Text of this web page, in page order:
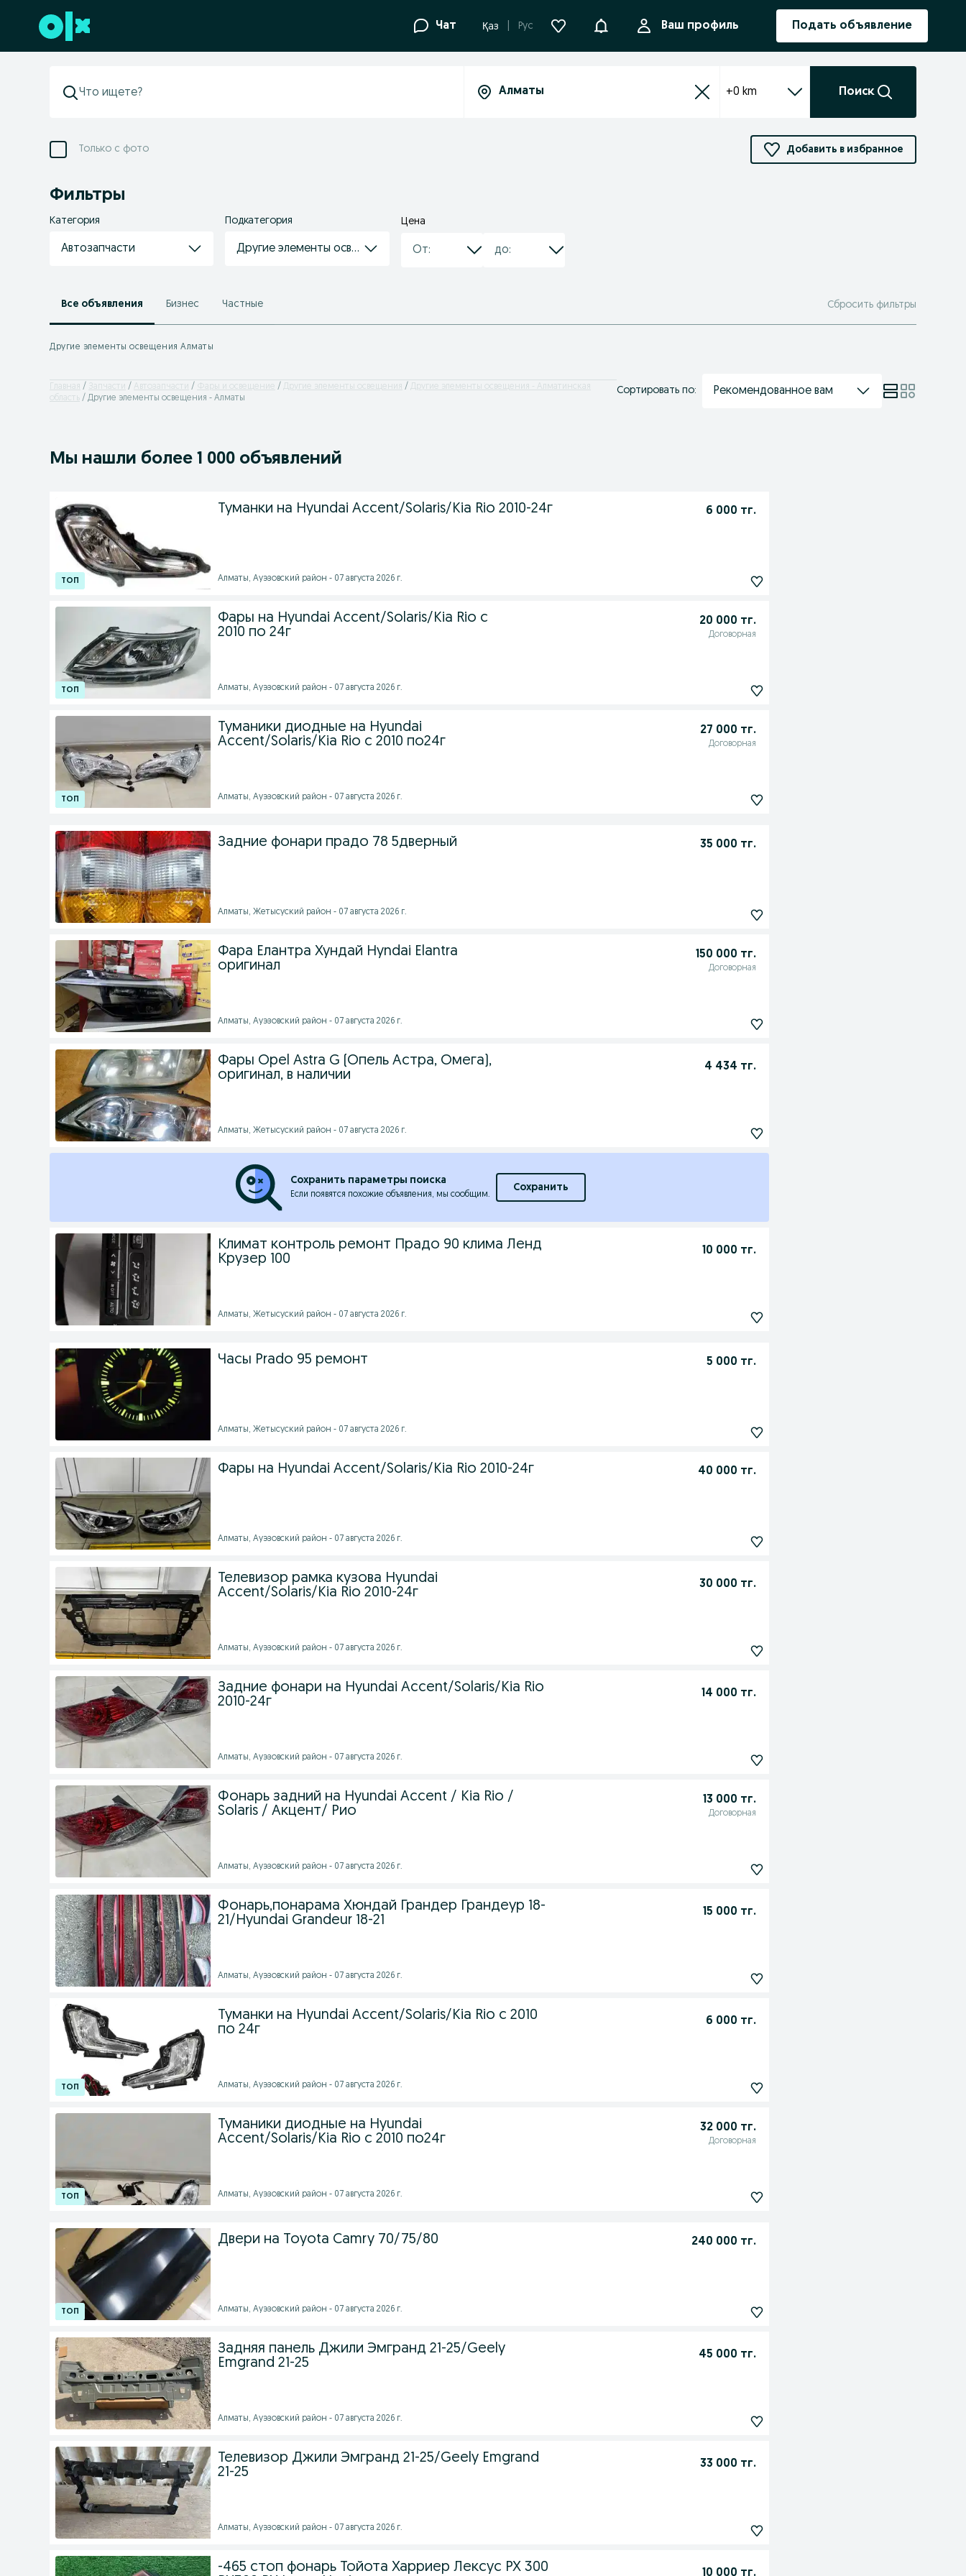
Перейти к нижнему колонтитулу Чат Қаз Рус УведомленияВаш профиль Подать объявление
+0 km Поиск
Только с фото Добавить в избранное
Фильтры
Категория
Автозапчасти
Подкатегория
Другие элементы освещения
Цена
Все объявления Бизнес Частные Сбросить фильтры
Другие элементы освещения Алматы
Главная Запчасти Автозапчасти Фары и освещение Другие элементы освещения
Другие элементы освещения - Алматинская
область
Другие элементы освещения - Алматы
Сортировать по: Рекомендованное вам
Мы нашли более 1 000 объявлений
Туманки на Hyundai Accent/Solaris/Kia Rio 2010-24г 6 000 тг.
Алматы, Ауэзовский район - 07 августа 2026 г.
Фары на Hyundai Accent/Solaris/Kia Rio с
2010 по 24г
20 000 тг.
Договорная
Алматы, Ауэзовский район - 07 августа 2026 г.
Туманики диодные на Hyundai
Accent/Solaris/Kia Rio с 2010 по24г
27 000 тг.
Договорная
Алматы, Ауэзовский район - 07 августа 2026 г.
Задние фонари прадо 78 5дверный 35 000 тг.
Алматы, Жетысуский район - 07 августа 2026 г.
Фара Елантра Хундай Hyndai Elantra
оригинал
150 000 тг.
Договорная
Алматы, Ауэзовский район - 07 августа 2026 г.
Фары Opel Astra G (Опель Астра, Омега),
оригинал, в наличии
4 434 тг.
Алматы, Жетысуский район - 07 августа 2026 г.
Сохранить параметры поиска
Если появятся похожие объявления, мы сообщим.
Сохранить
Климат контроль ремонт Прадо 90 клима Ленд
Крузер 100
10 000 тг.
Алматы, Жетысуский район - 07 августа 2026 г.
Часы Prado 95 ремонт 5 000 тг.
Алматы, Жетысуский район - 07 августа 2026 г.
Фары на Hyundai Accent/Solaris/Kia Rio 2010-24г 40 000 тг.
Алматы, Ауэзовский район - 07 августа 2026 г.
Телевизор рамка кузова Hyundai
Accent/Solaris/Kia Rio 2010-24г
30 000 тг.
Алматы, Ауэзовский район - 07 августа 2026 г.
Задние фонари на Hyundai Accent/Solaris/Kia Rio
2010-24г
14 000 тг.
Алматы, Ауэзовский район - 07 августа 2026 г.
Фонарь задний на Hyundai Accent / Kia Rio /
Solaris / Акцент/ Рио
13 000 тг.
Договорная
Алматы, Ауэзовский район - 07 августа 2026 г.
Фонарь,понарама Хюндай Грандер Грандеур 18-
21/Hyundai Grandeur 18-21
15 000 тг.
Алматы, Ауэзовский район - 07 августа 2026 г.
Туманки на Hyundai Accent/Solaris/Kia Rio с 2010
по 24г
6 000 тг.
Алматы, Ауэзовский район - 07 августа 2026 г.
Туманики диодные на Hyundai
Accent/Solaris/Kia Rio с 2010 по24г
32 000 тг.
Договорная
Алматы, Ауэзовский район - 07 августа 2026 г.
Двери на Toyota Camry 70/75/80 240 000 тг.
Алматы, Ауэзовский район - 07 августа 2026 г.
Задняя панель Джили Эмгранд 21-25/Geely
Emgrand 21-25
45 000 тг.
Алматы, Ауэзовский район - 07 августа 2026 г.
Телевизор Джили Эмгранд 21-25/Geely Emgrand
21-25
33 000 тг.
Алматы, Ауэзовский район - 07 августа 2026 г.
-465 стоп фонарь Тойота Харриер Лексус РХ 300
10 000 тг.